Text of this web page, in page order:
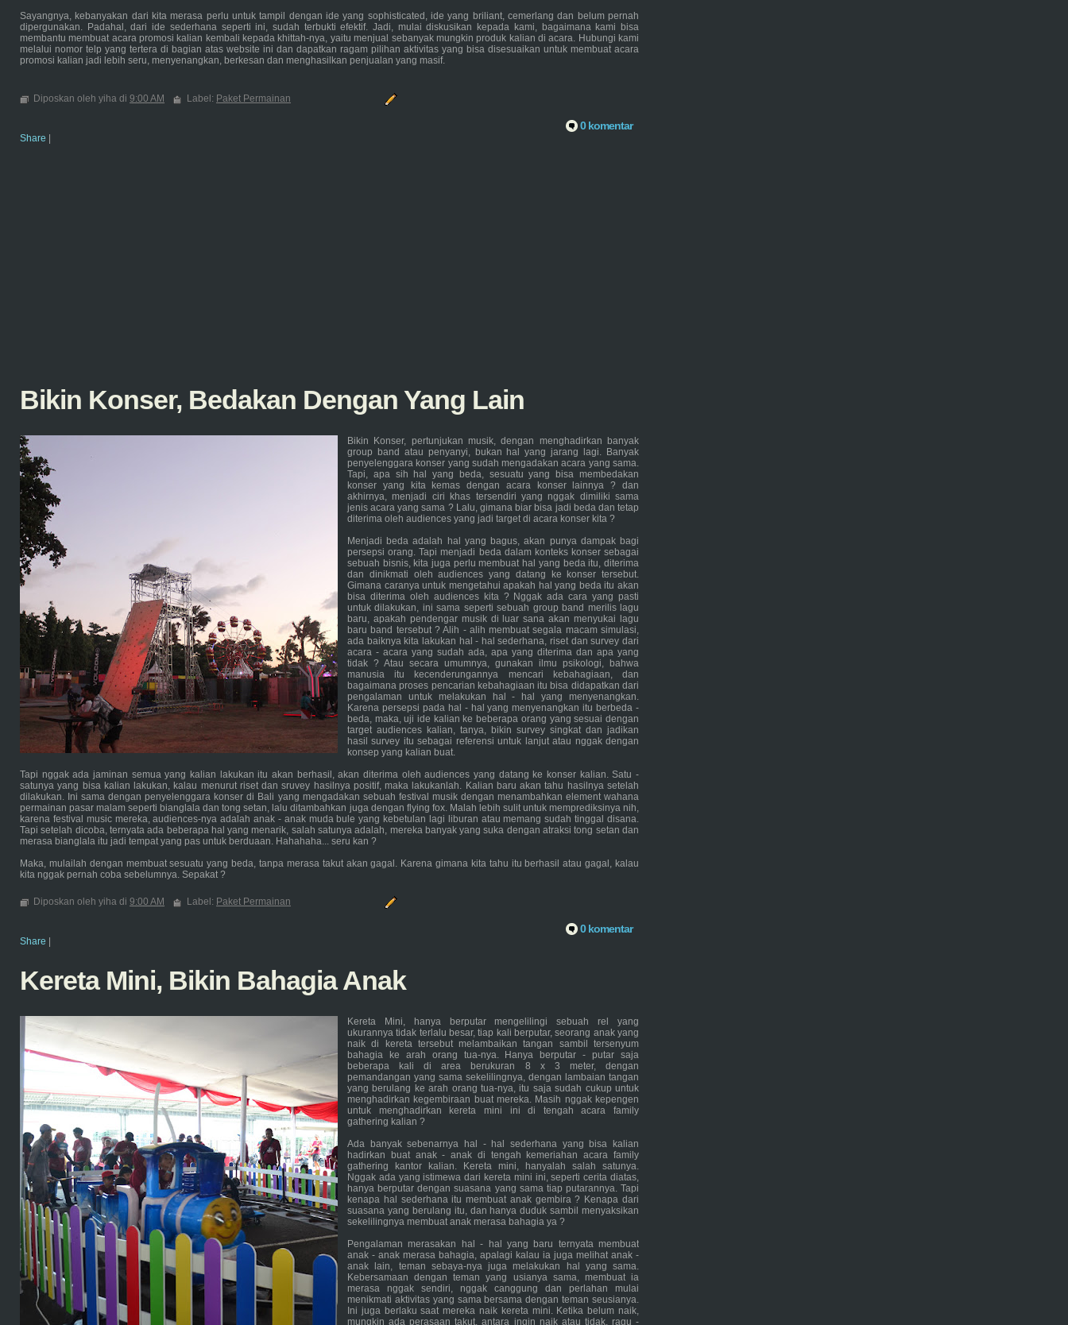
Sayangnya, kebanyakan dari kita merasa perlu untuk tampil dengan ide yang sophisticated, ide yang briliant, cemerlang dan belum pernah
dipergunakan. Padahal, dari ide sederhana seperti ini, sudah terbukti efektif. Jadi, mulai diskusikan kepada kami, bagaimana kami bisa
membantu membuat acara promosi kalian kembali kepada khittah-nya, yaitu menjual sebanyak mungkin produk kalian di acara. Hubungi kami
melalui nomor telp yang tertera di bagian atas website ini dan dapatkan ragam pilihan aktivitas yang bisa disesuaikan untuk membuat acara
promosi kalian jadi lebih seru, menyenangkan, berkesan dan menghasilkan penjualan yang masif.
Diposkan oleh yiha di 9:00 AM Label: Paket Permainan
0 komentar
Share
Bikin Konser, Bedakan Dengan Yang Lain
Bikin Konser, pertunjukan musik, dengan menghadirkan banyak
group band atau penyanyi, bukan hal yang jarang lagi. Banyak
penyelenggara konser yang sudah mengadakan acara yang sama.
Tapi, apa sih hal yang beda, sesuatu yang bisa membedakan
konser yang kita kemas dengan acara konser lainnya ? dan
akhirnya, menjadi ciri khas tersendiri yang nggak dimiliki sama
jenis acara yang sama ? Lalu, gimana biar bisa jadi beda dan tetap
diterima oleh audiences yang jadi target di acara konser kita ?
Menjadi beda adalah hal yang bagus, akan punya dampak bagi
persepsi orang. Tapi menjadi beda dalam konteks konser sebagai
sebuah bisnis, kita juga perlu membuat hal yang beda itu, diterima
dan dinikmati oleh audiences yang datang ke konser tersebut.
Gimana caranya untuk mengetahui apakah hal yang beda itu akan
bisa diterima oleh audiences kita ? Nggak ada cara yang pasti
untuk dilakukan, ini sama seperti sebuah group band merilis lagu
baru, apakah pendengar musik di luar sana akan menyukai lagu
baru band tersebut ? Alih - alih membuat segala macam simulasi,
ada baiknya kita lakukan hal - hal sederhana, riset dan survey dari
acara - acara yang sudah ada, apa yang diterima dan apa yang
tidak ? Atau secara umumnya, gunakan ilmu psikologi, bahwa
manusia itu kecenderungannya mencari kebahagiaan, dan
bagaimana proses pencarian kebahagiaan itu bisa didapatkan dari
pengalaman untuk melakukan hal - hal yang menyenangkan.
Karena persepsi pada hal - hal yang menyenangkan itu berbeda -
beda, maka, uji ide kalian ke beberapa orang yang sesuai dengan
target audiences kalian, tanya, bikin survey singkat dan jadikan
hasil survey itu sebagai referensi untuk lanjut atau nggak dengan
konsep yang kalian buat.
Tapi nggak ada jaminan semua yang kalian lakukan itu akan berhasil, akan diterima oleh audiences yang datang ke konser kalian. Satu -
satunya yang bisa kalian lakukan, kalau menurut riset dan sruvey hasilnya positif, maka lakukanlah. Kalian baru akan tahu hasilnya setelah
dilakukan. Ini sama dengan penyelenggara konser di Bali yang mengadakan sebuah festival musik dengan menambahkan element wahana
permainan pasar malam seperti bianglala dan tong setan, lalu ditambahkan juga dengan flying fox. Malah lebih sulit untuk memprediksinya nih,
karena festival music mereka, audiences-nya adalah anak - anak muda bule yang kebetulan lagi liburan atau memang sudah tinggal disana.
Tapi setelah dicoba, ternyata ada beberapa hal yang menarik, salah satunya adalah, mereka banyak yang suka dengan atraksi tong setan dan
merasa bianglala itu jadi tempat yang pas untuk berduaan. Hahahaha... seru kan ?
Maka, mulailah dengan membuat sesuatu yang beda, tanpa merasa takut akan gagal. Karena gimana kita tahu itu berhasil atau gagal, kalau
kita nggak pernah coba sebelumnya. Sepakat ?
Diposkan oleh yiha di 9:00 AM Label: Paket Permainan
0 komentar
Share
Kereta Mini, Bikin Bahagia Anak
Kereta Mini, hanya berputar mengelilingi sebuah rel yang
ukurannya tidak terlalu besar, tiap kali berputar, seorang anak yang
naik di kereta tersebut melambaikan tangan sambil tersenyum
bahagia ke arah orang tua-nya. Hanya berputar - putar saja
beberapa kali di area berukuran 8 x 3 meter, dengan
pemandangan yang sama sekelilingnya, dengan lambaian tangan
yang berulang ke arah orang tua-nya, itu saja sudah cukup untuk
menghadirkan kegembiraan buat mereka. Masih nggak kepengen
untuk menghadirkan kereta mini ini di tengah acara family
gathering kalian ?
Ada banyak sebenarnya hal - hal sederhana yang bisa kalian
hadirkan buat anak - anak di tengah kemeriahan acara family
gathering kantor kalian. Kereta mini, hanyalah salah satunya.
Nggak ada yang istimewa dari kereta mini ini, seperti cerita diatas,
hanya berputar dengan suasana yang sama tiap putarannya. Tapi
kenapa hal sederhana itu membuat anak gembira ? Kenapa dari
suasana yang berulang itu, dan hanya duduk sambil menyaksikan
sekelilingnya membuat anak merasa bahagia ya ?
Pengalaman merasakan hal - hal yang baru ternyata membuat
anak - anak merasa bahagia, apalagi kalau ia juga melihat anak -
anak lain, teman sebaya-nya juga melakukan hal yang sama.
Kebersamaan dengan teman yang usianya sama, membuat ia
merasa nggak sendiri, nggak canggung dan perlahan mulai
menikmati aktivitas yang sama bersama dengan teman seusianya.
Ini juga berlaku saat mereka naik kereta mini. Ketika belum naik,
mungkin ada perasaan takut, antara ingin naik atau tidak, ragu -